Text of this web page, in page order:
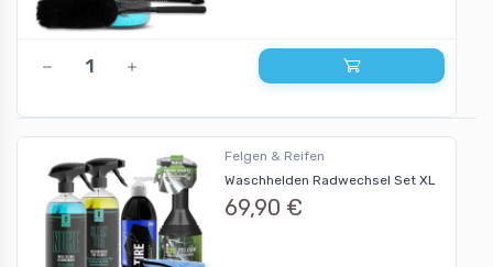
Felgen & Reifen
Waschhelden Radwechsel Set XL
69,90 €